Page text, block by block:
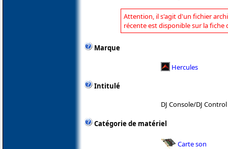
Attention, il s'agit d'un fichier
récente est disponible sur la fiche
Marque
Hercules
Intitulé
DJ Console/DJ Control
Catégorie de matériel
Carte son